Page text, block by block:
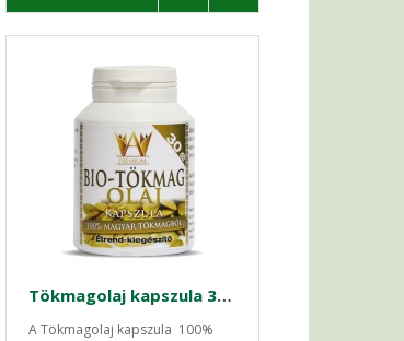
Tökmagolaj kapszula 30 db-os Bio Prémium
A Tökmagolaj kapszula 100%